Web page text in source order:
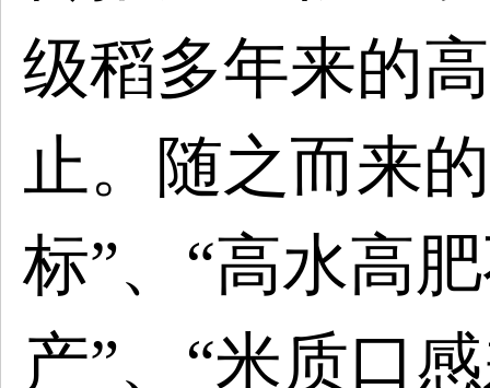
级稻多年来的
止。随之而来
标”、“高水高
产”、“米质口